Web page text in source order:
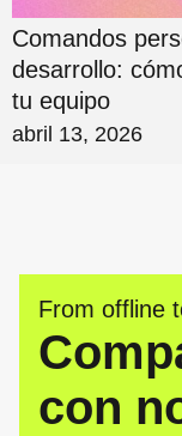
Comandos
desarrollo:
tu equipo
abril 13, 2026
From offline
con